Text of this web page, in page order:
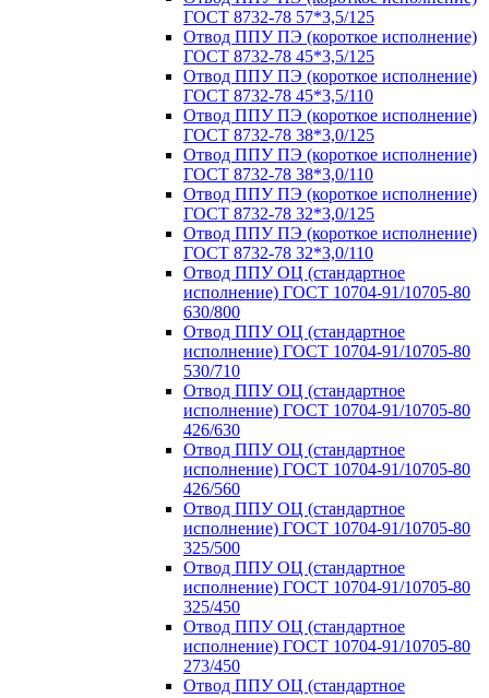
ГОСТ 8732-78 57*3,5/125
Отвод ППУ ПЭ (короткое исполнение)
ГОСТ 8732-78 45*3,5/125
Отвод ППУ ПЭ (короткое исполнение)
ГОСТ 8732-78 45*3,5/110
Отвод ППУ ПЭ (короткое исполнение)
ГОСТ 8732-78 38*3,0/125
Отвод ППУ ПЭ (короткое исполнение)
ГОСТ 8732-78 38*3,0/110
Отвод ППУ ПЭ (короткое исполнение)
ГОСТ 8732-78 32*3,0/125
Отвод ППУ ПЭ (короткое исполнение)
ГОСТ 8732-78 32*3,0/110
Отвод ППУ ОЦ (стандартное
исполнение) ГОСТ 10704-91/10705-80
630/800
Отвод ППУ ОЦ (стандартное
исполнение) ГОСТ 10704-91/10705-80
530/710
Отвод ППУ ОЦ (стандартное
исполнение) ГОСТ 10704-91/10705-80
426/630
Отвод ППУ ОЦ (стандартное
исполнение) ГОСТ 10704-91/10705-80
426/560
Отвод ППУ ОЦ (стандартное
исполнение) ГОСТ 10704-91/10705-80
325/500
Отвод ППУ ОЦ (стандартное
исполнение) ГОСТ 10704-91/10705-80
325/450
Отвод ППУ ОЦ (стандартное
исполнение) ГОСТ 10704-91/10705-80
273/450
Отвод ППУ ОЦ (стандартное